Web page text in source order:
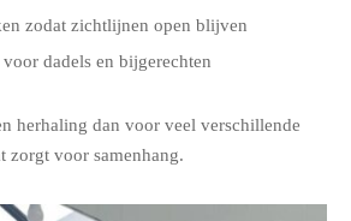
zodat zichtlijnen open blijven
dadels en bijgerechten
herhaling dan voor veel verschillende
zorgt voor samenhang.